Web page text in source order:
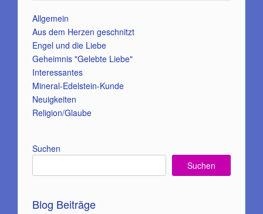
Allgemein
Aus dem Herzen geschnitzt
Engel und die Liebe
Geheimnis "Gelebte Liebe"
Interessantes
Mineral-Edelstein-Kunde
Neuigkeiten
Religion/Glaube
Suchen
Suchen
Blog Beiträge